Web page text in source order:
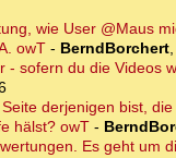
wie User @Maus
owT - BerndBorchert,
- sofern du die Videos
derjenigen bist,
hälst? owT -
Es geht um